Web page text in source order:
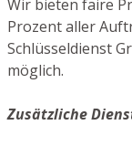
Wir bieten faire
Prozent aller
Schlüsseldienst
möglich.
Zusätzliche